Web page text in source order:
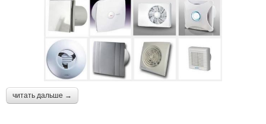
читать дальше →